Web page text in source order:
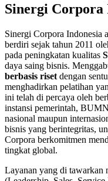
Sinergi Corpora
Sinergi Corpora Indonesia
berdiri sejak tahun 2011
pada peningkatan kualitas
daya saing bisnis.
berbasis riset dengan
menghadirkan pelatihan
ini telah di percaya oleh
instansi pemerintah,
nasional maupun
bisnis yang berintegritas,
Corpora berkomitmen
tingkat global.
Layanan yang di tawarkan